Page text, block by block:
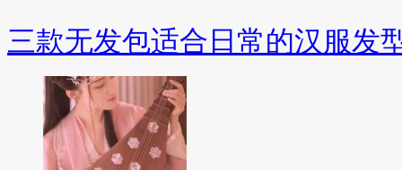
三款无发包适合日常的汉服发